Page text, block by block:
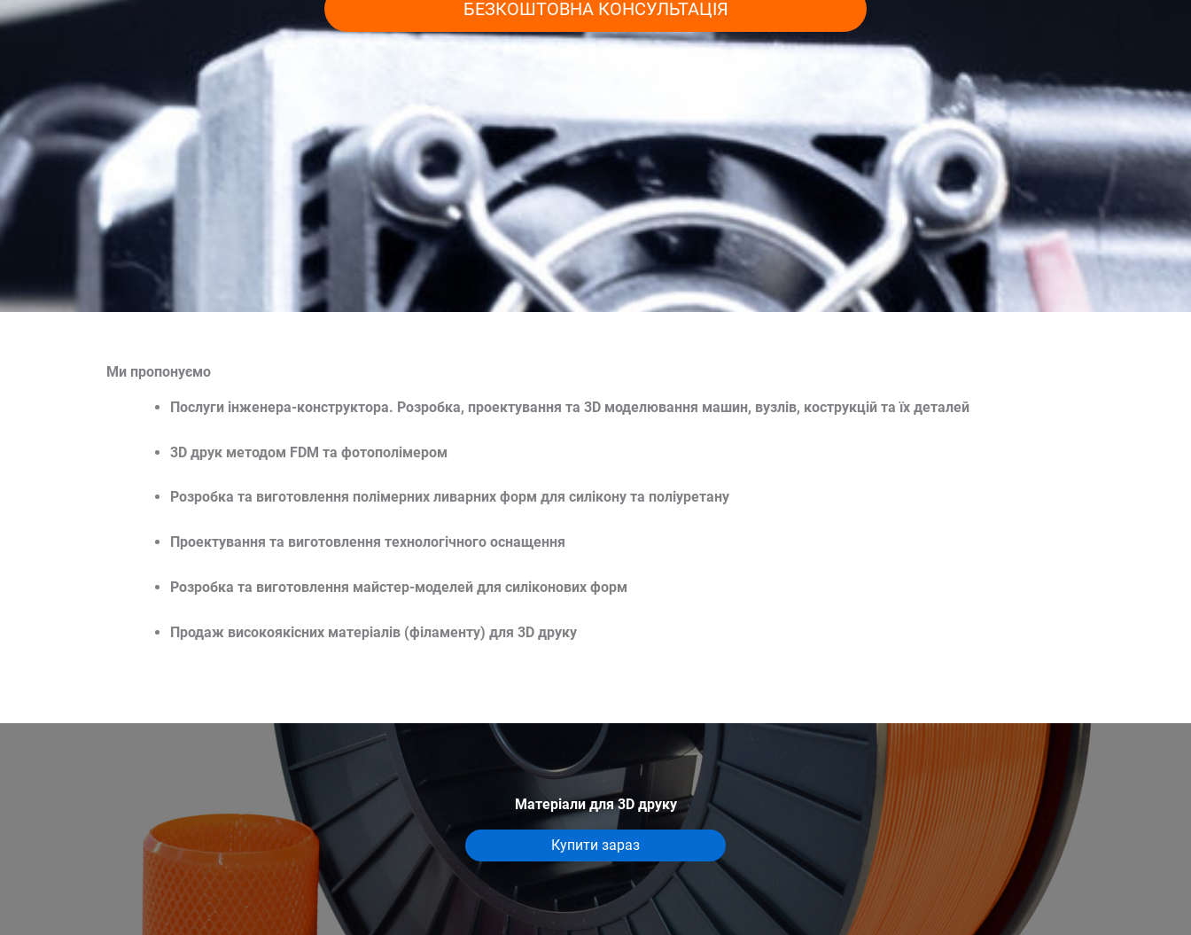
БЕЗКОШТОВНА КОНСУЛЬТАЦІЯ
Ми пропонуємо
Послуги інженера-конструктора. Розробка, проектування та 3D моделювання машин, вузлів, кострукцій та їх деталей
3D друк методом FDM та фотополімером
Розробка та виготовлення полімерних ливарних форм для силікону та поліуретану
Проектування та виготовлення технологічного оснащення
Розробка та виготовлення майстер-моделей для силіконових форм
Продаж високоякісних матеріалів (філаменту) для 3D друку
Матеріали для 3D друку
Купити зараз